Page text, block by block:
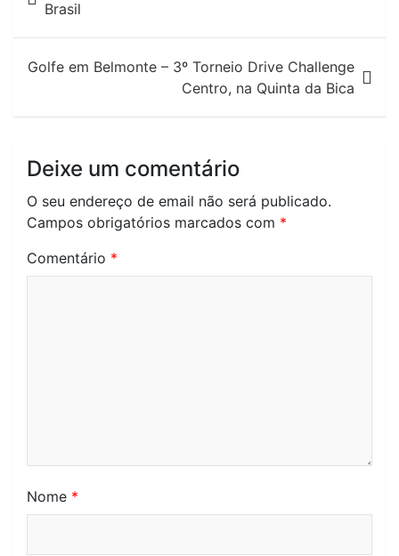
de
artigos
Brasil
Golfe em Belmonte – 3º Torneio Drive Challenge
Centro, na Quinta da Bica
Deixe um comentário
O seu endereço de email não será publicado.
Campos obrigatórios marcados com *
Comentário *
Nome *